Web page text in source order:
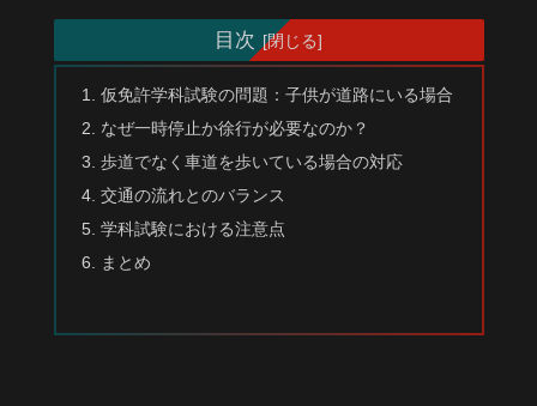
目次
仮免許学科試験の問題：子供が道路にいる場合
なぜ一時停止か徐行が必要なのか？
歩道でなく車道を歩いている場合の対応
交通の流れとのバランス
学科試験における注意点
まとめ